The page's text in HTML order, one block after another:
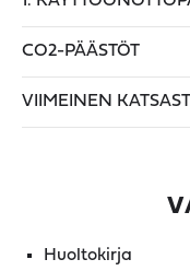
CO2-PÄÄSTÖT
VIIMEINEN
Huoltokirja